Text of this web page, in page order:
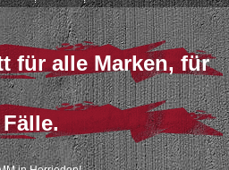
für alle Marken, für